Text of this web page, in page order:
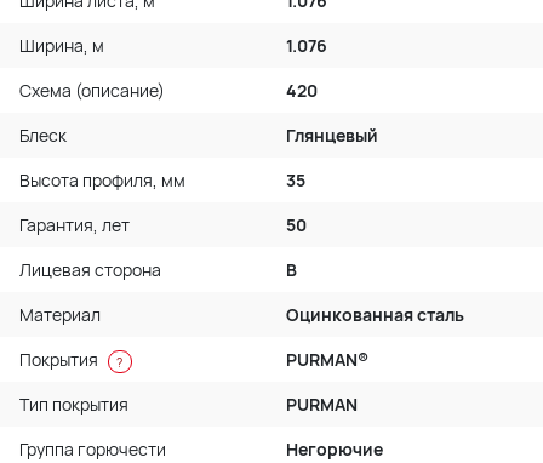
Ширина, м
1.076
Схема (описание)
420
Блеск
Глянцевый
Высота профиля, мм
35
Гарантия, лет
50
Лицевая сторона
B
Материал
Оцинкованная сталь
Покрытия
?
PURMAN®
Тип покрытия
PURMAN
Группа горючести
Негорючие